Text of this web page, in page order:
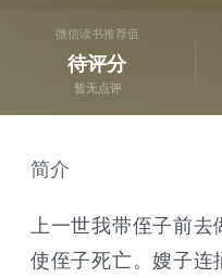
微信读书推荐值
待评分
暂无点评
简介
上一世我带侄子前
使侄子死亡。嫂子连